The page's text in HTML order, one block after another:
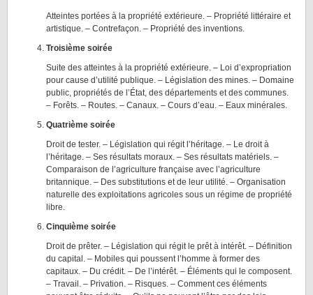
Atteintes portées à la propriété extérieure. – Propriété littéraire et
artistique. – Contrefaçon. – Propriété des inventions.
Troisième soirée
Suite des atteintes à la propriété extérieure. – Loi d’expropriation
pour cause d’utilité publique. – Législation des mines. – Domaine
public, propriétés de l’État, des départements et des communes.
– Forêts. – Routes. – Canaux. – Cours d’eau. – Eaux minérales.
Quatrième soirée
Droit de tester. – Législation qui régit l’héritage. – Le droit à
l’héritage. – Ses résultats moraux. – Ses résultats matériels. –
Comparaison de l’agriculture française avec l’agriculture
britannique. – Des substitutions et de leur utilité. – Organisation
naturelle des exploitations agricoles sous un régime de propriété
libre.
Cinquième soirée
Droit de prêter. – Législation qui régit le prêt à intérêt. – Définition
du capital. – Mobiles qui poussent l’homme à former des
capitaux. – Du crédit. – De l’intérêt. – Éléments qui le composent.
– Travail. – Privation. – Risques. – Comment ces éléments